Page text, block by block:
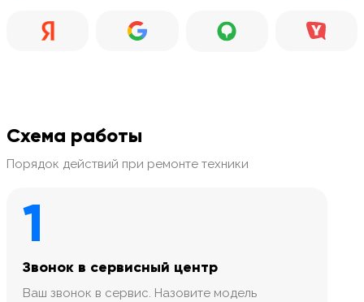
Схема работы
Порядок действий при ремонте техники
1
Звонок в сервисный центр
Ваш звонок в сервис. Назовите модель